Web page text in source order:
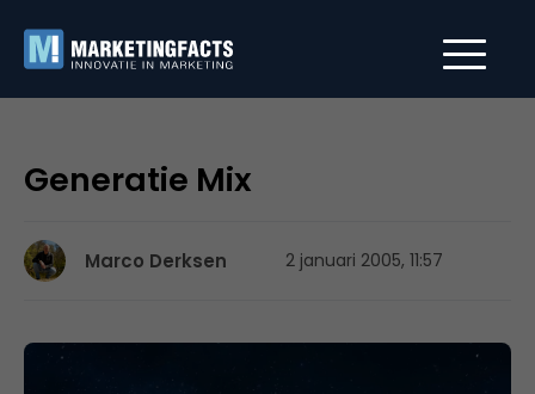
Generatie Mix
Marco Derksen 2 januari 2005, 11:57